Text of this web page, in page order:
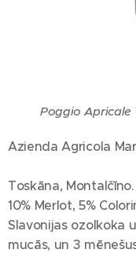
Poggio Apricale
Azienda Agricola
Toskāna,
10% Merlot, 5%
Slavonijas ozolkoka
mucās, un 3